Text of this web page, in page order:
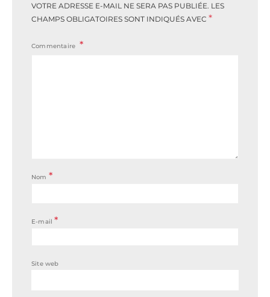
VOTRE ADRESSE E-MAIL NE SERA PAS PUBLIÉE. LES
CHAMPS OBLIGATOIRES SONT INDIQUÉS AVEC *
Commentaire
Nom *
E-mail*
Site web